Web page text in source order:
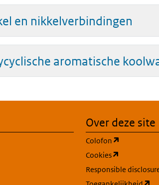
en nikkelverbindingen
aromatische
Over deze site
Colofon
Cookies
Responsible